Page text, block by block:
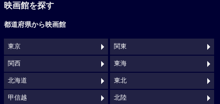
映画館を探す
都道府県から映画館
東京 関東
関西 東海
北海道 東北
甲信越 北陸